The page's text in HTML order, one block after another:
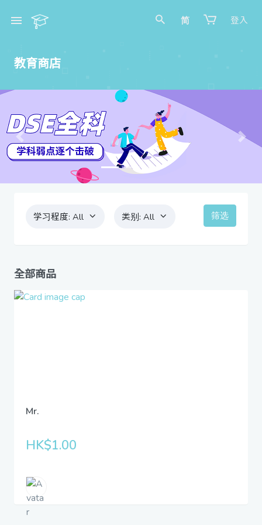
简 登入
教育商店
Previous Next
学习程度: All 类别: All 筛选
全部商品
Mr.
HK$1.00